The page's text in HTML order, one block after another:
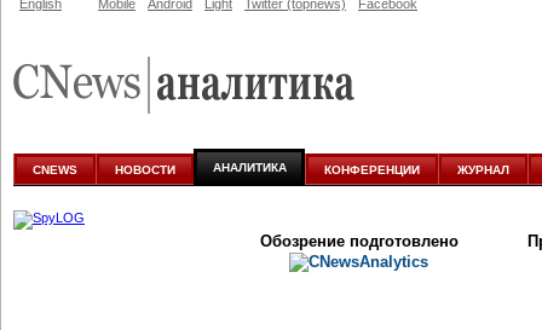
аналитике
English Mobile Android Light Twitter (topnews) Facebook
CNEWS НОВОСТИ АНАЛИТИКА КОНФЕРЕНЦИИ ЖУРНАЛ
Обозрение подготовлено